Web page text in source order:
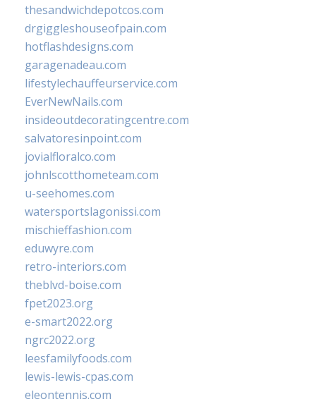
thesandwichdepotcos.com
drgiggleshouseofpain.com
hotflashdesigns.com
garagenadeau.com
lifestylechauffeurservice.com
EverNewNails.com
insideoutdecoratingcentre.com
salvatoresinpoint.com
jovialfloralco.com
johnlscotthometeam.com
u-seehomes.com
watersportslagonissi.com
mischieffashion.com
eduwyre.com
retro-interiors.com
theblvd-boise.com
fpet2023.org
e-smart2022.org
ngrc2022.org
leesfamilyfoods.com
lewis-lewis-cpas.com
eleontennis.com